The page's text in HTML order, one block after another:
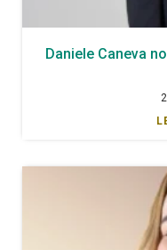
Daniele Caneva